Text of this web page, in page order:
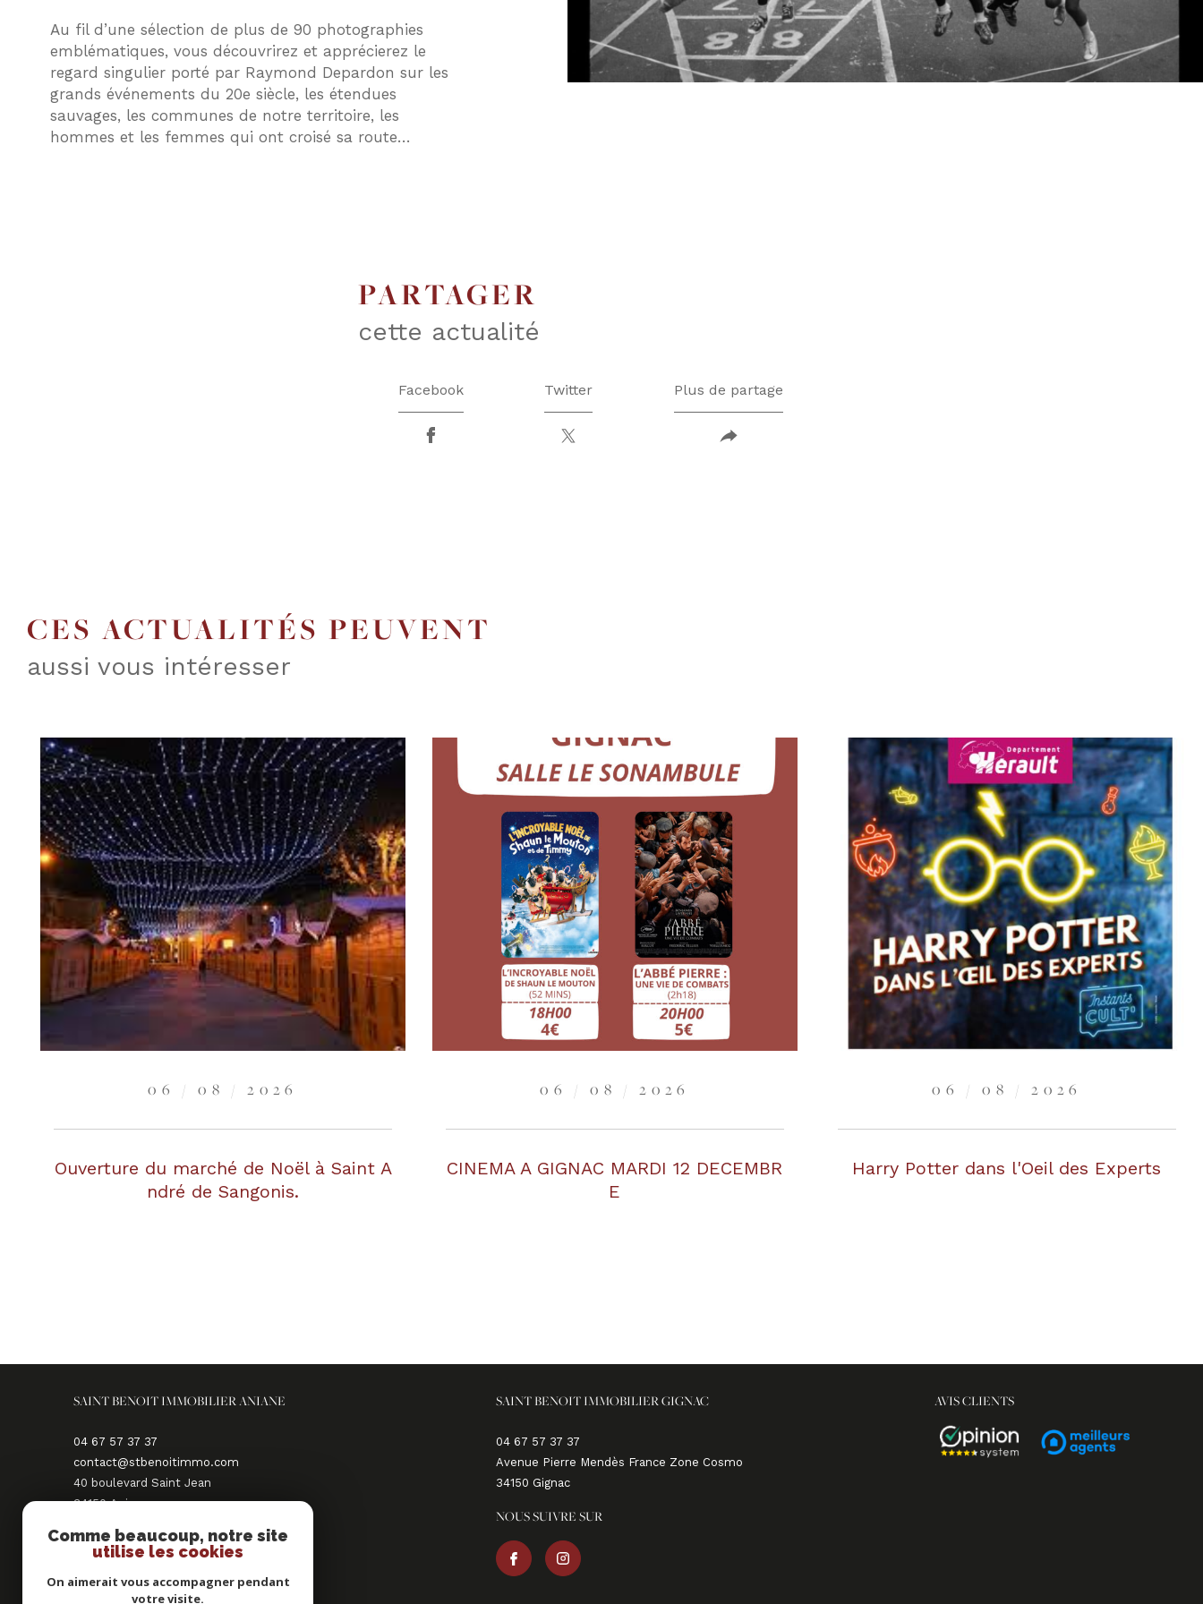
Au fil d’une sélection de plus de 90 photographies
emblématiques, vous découvrirez et apprécierez le
regard singulier porté par Raymond Depardon sur les
grands événements du 20e siècle, les étendues
sauvages, les communes de notre territoire, les
hommes et les femmes qui ont croisé sa route…
PARTAGER
cette actualité
Facebook Twitter Plus de partage
CES ACTUALITÉS PEUVENT
aussi vous intéresser
06 / 08 / 2026
Ouverture du marché de Noël à Saint A
ndré de Sangonis.
06 / 08 / 2026
CINEMA A GIGNAC MARDI 12 DECEMBR
E
06 / 08 / 2026
Harry Potter dans l'Oeil des Experts
SAINT BENOIT IMMOBILIER ANIANE
04 67 57 37 37
contact@stbenoitimmo.com
40 boulevard Saint Jean
34150 aniane
NOUS SUIVRE SUR
SAINT BENOIT IMMOBILIER GIGNAC
04 67 57 37 37
Avenue Pierre Mendès France Zone Cosmo
34150
gignac
NOUS SUIVRE SUR
AVIS CLIENTS
Comme beaucoup, notre site
utilise les cookies
On aimerait vous accompagner pendant
votre visite.